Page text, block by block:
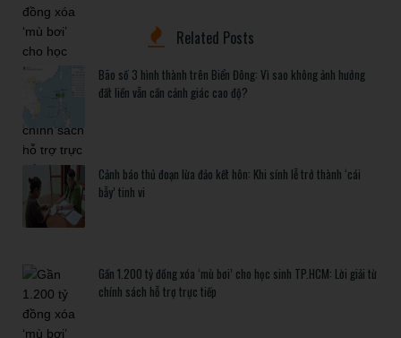
Related Posts
Bão số 3 hình thành trên Biển Đông: Vì sao không ảnh hưởng
đất liền vẫn cần cảnh giác cao độ?
Cảnh báo thủ đoạn lừa đảo kết hôn: Khi sính lễ trở thành ‘cái
bẫy’ tinh vi
Gần 1.200 tỷ đồng xóa ‘mù bơi’ cho học sinh TP.HCM: Lời giải từ
chính sách hỗ trợ trực tiếp